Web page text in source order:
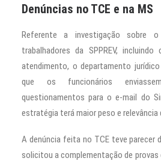
Denúncias no TCE e na MS
Referente a investigação sobre
trabalhadores da SPPREV,
atendimento, o departamento jurídico
que os funcionários
questionamentos para o e-mail do
estratégia terá maior peso e
A denúncia feita no TCE teve parecer
solicitou a complementação de provas